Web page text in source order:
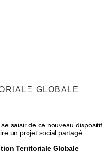
GLOBALE
saisir de ce nouveau dispositif
un projet social partagé.
Territoriale Globale